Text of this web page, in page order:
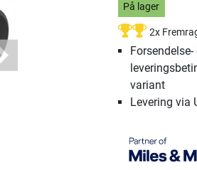
Next
På lager
2x
Forsendelse-
variant
Levering via